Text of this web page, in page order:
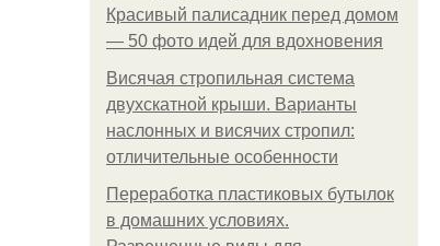
Красивый палисадник перед домом
— 50 фото идей для вдохновения
Висячая стропильная система
двухскатной крыши. Варианты
наслонных и висячих стропил:
отличительные особенности
Переработка пластиковых бутылок
в домашних условиях.